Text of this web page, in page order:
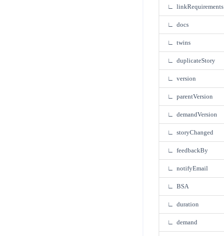
∟ linkRequirements
∟ docs
∟ twins
∟ duplicateStory
∟ version
∟ parentVersion
∟ demandVersion
∟ storyChanged
∟ feedbackBy
∟ notifyEmail
∟ BSA
∟ duration
∟ demand